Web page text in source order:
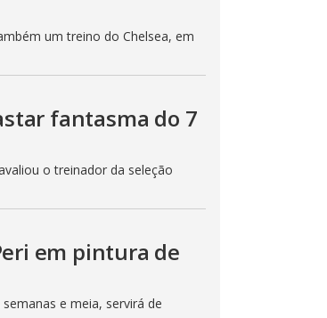
um treino do Chelsea, em
fantasma do 7
o treinador da seleção
em pintura de
e meia, servirá de